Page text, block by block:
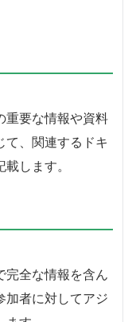
重要な情報や資料
て、関連するドキ
します。
完全な情報を含ん
加者に対してアジ